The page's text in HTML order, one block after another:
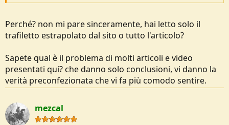
Perché? non mi pare sinceramente, hai letto solo il
trafiletto estrapolato dal sito o tutto l'articolo?
Sapete qual è il problema di molti articoli e video
presentati qui? che danno solo conclusioni, vi danno la
verità preconfezionata che vi fa più comodo sentire.
mezcal